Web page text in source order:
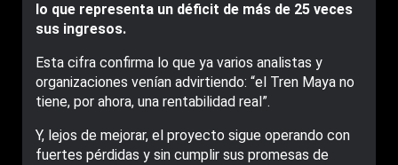
lo que representa un déficit de más de 25 veces
sus ingresos.
Esta cifra confirma lo que ya varios analistas y
organizaciones venían advirtiendo: “el Tren Maya no
tiene, por ahora, una rentabilidad real”.
Y, lejos de mejorar, el proyecto sigue operando con
fuertes pérdidas y sin cumplir sus promesas de